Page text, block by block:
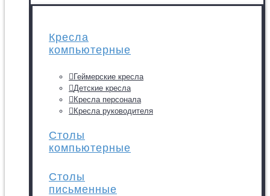
Кресла
компьютерные
Геймерские кресла
Детские кресла
Кресла персонала
Кресла руководителя
Столы
компьютерные
Столы
письменные